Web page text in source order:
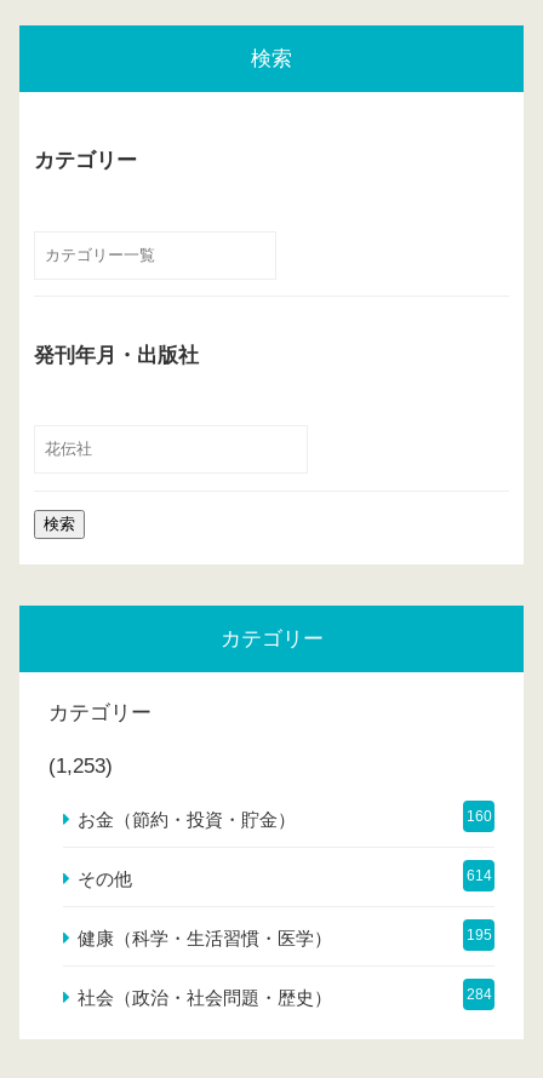
検索
カテゴリー
発刊年月・出版社
カテゴリー
カテゴリー
(1,253)
お金（節約・投資・貯金） 160
その他 614
健康（科学・生活習慣・医学） 195
社会（政治・社会問題・歴史） 284